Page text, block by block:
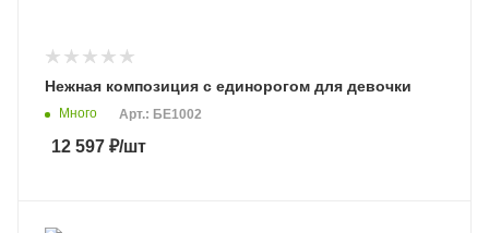
Нежная композиция с единорогом для девочки
Много Арт.: БЕ1002
12 597 ₽/шт